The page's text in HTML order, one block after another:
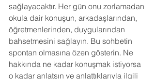
sağlayacaktır. Her gün onu zorlamadan
okula dair konuşun, arkadaşlarından,
öğretmenlerinden, duygularından
bahsetmesini sağlayın. Bu sohbetin
spontan olmasına özen gösterin. Ne
hakkında ne kadar konuşmak istiyorsa
o kadar anlatsın ve anlattıklarıyla ilgili